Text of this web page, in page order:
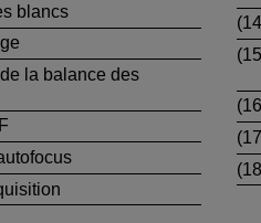
blancs
la balance des